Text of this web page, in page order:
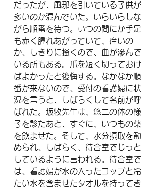
だったが、風邪を引いている子供が
多いのか混んでいた。いらいらしな
がら順番を待つ。いつの間にか手足
も赤く腫れあがっていて、痒いの
か、しきりに掻くので、血が滲んで
いる所もある。爪を短く切っておけ
ばよかったと後悔する。なかなか順
番が来ないので、受付の看護婦に状
況を言うと、しばらくして名前が呼
ばれた。坂牧先生は、悠二の体の様
子を診たあと、すぐに、いつもの薬
を飲ませた。そして、水分摂取を勧
められ、しばらく、待合室でじっと
しているように言われる。待合室で
は、看護婦が水の入ったコップと冷
たい水を含ませたタオルを持ってき